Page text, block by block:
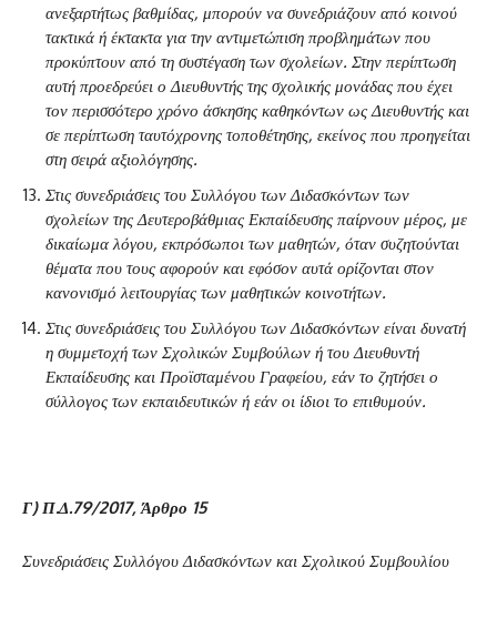
ανεξαρτήτως βαθμίδας, μπορούν να συνεδριάζουν από κοινού
τακτικά ή έκτακτα για την αντιμετώπιση προβλημάτων που
προκύπτουν από τη συστέγαση των σχολείων. Στην περίπτωση
αυτή προεδρεύει ο Διευθυντής της σχολικής μονάδας που έχει
τον περισσότερο χρόνο άσκησης καθηκόντων ως Διευθυντής και
σε περίπτωση ταυτόχρονης τοποθέτησης, εκείνος που προηγείται
στη σειρά αξιολόγησης.
Στις συνεδριάσεις του Συλλόγου των Διδασκόντων των
σχολείων της Δευτεροβάθμιας Εκπαίδευσης παίρνουν μέρος, με
δικαίωμα λόγου, εκπρόσωποι των μαθητών, όταν συζητούνται
θέματα που τους αφορούν και εφόσον αυτά ορίζονται στον
κανονισμό λειτουργίας των μαθητικών κοινοτήτων.
Στις συνεδριάσεις του Συλλόγου των Διδασκόντων είναι δυνατή
η συμμετοχή των Σχολικών Συμβούλων ή του Διευθυντή
Εκπαίδευσης και Προϊσταμένου Γραφείου, εάν το ζητήσει ο
σύλλογος των εκπαιδευτικών ή εάν οι ίδιοι το επιθυμούν.
Γ) Π.Δ.79/2017, Άρθρο 15
Συνεδριάσεις Συλλόγου Διδασκόντων και Σχολικού Συμβουλίου